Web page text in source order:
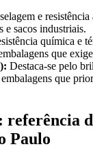
e
e sacos industriais.
química e
que
Destaca-se pelo
que
referência
Paulo